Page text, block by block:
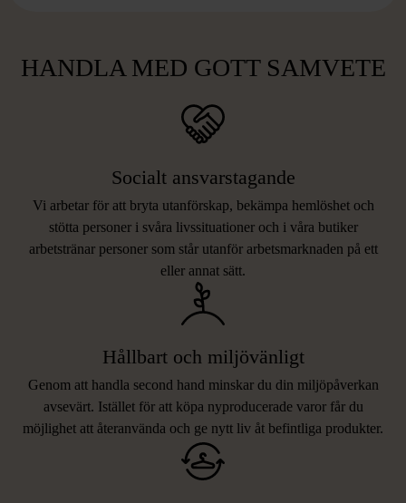
HANDLA MED GOTT SAMVETE
Socialt ansvarstagande
Vi arbetar för att bryta utanförskap, bekämpa hemlöshet och
stötta personer i svåra livssituationer och i våra butiker
arbetstränar personer som står utanför arbetsmarknaden på ett
eller annat sätt.
Hållbart och miljövänligt
Genom att handla second hand minskar du din miljöpåverkan
avsevärt. Istället för att köpa nyproducerade varor får du
möjlighet att återanvända och ge nytt liv åt befintliga produkter.